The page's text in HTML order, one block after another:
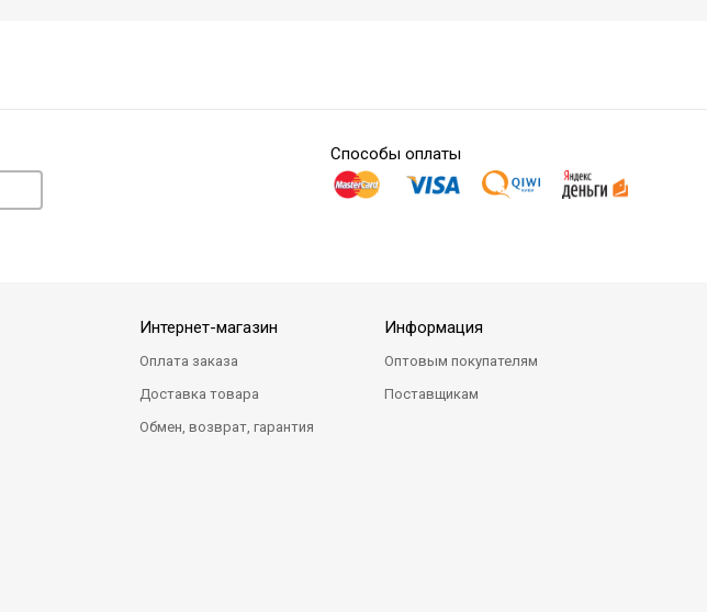
Способы оплаты
Интернет-магазин
Оплата заказа
Доставка товара
Обмен, возврат, гарантия
Информация
Оптовым покупателям
Поставщикам